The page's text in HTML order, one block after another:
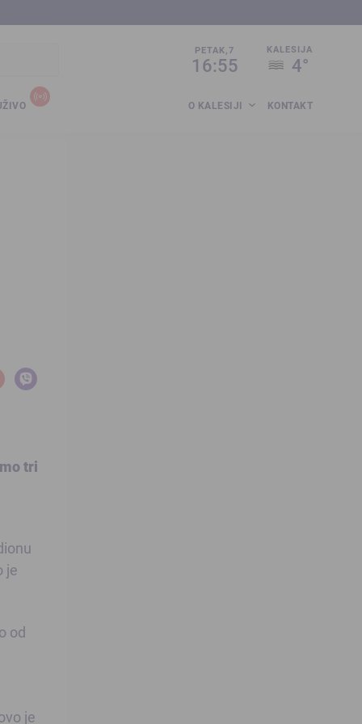
PETAK,7
16:55
KALESIJA
4°
O KALESIJI KONTAKT
tri
je
od
je